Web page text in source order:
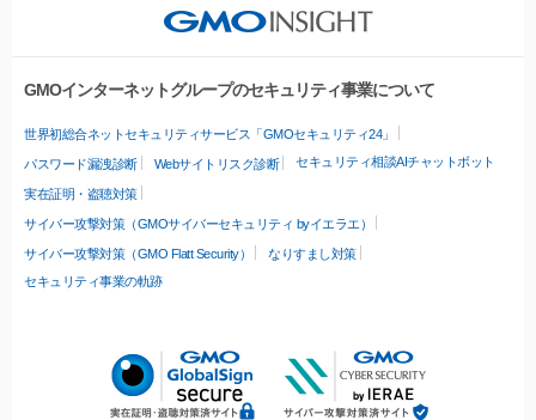
GMOインターネットグループのセキュリティ事業について
世界初総合ネットセキュリティサービス「GMOセキュリティ24」
パスワード漏洩診断 Webサイトリスク診断 セキュリティ相談AIチャットボット
実在証明・盗聴対策
サイバー攻撃対策（GMOサイバーセキュリティ byイエラエ）
サイバー攻撃対策（GMO Flatt Security）
なりすまし対策
セキュリティ事業の軌跡